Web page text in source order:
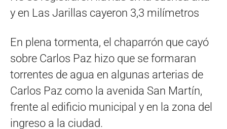
y en Las Jarillas cayeron 3,3 milímetros
En plena tormenta, el chaparrón que cayó
sobre Carlos Paz hizo que se formaran
torrentes de agua en algunas arterias de
Carlos Paz como la avenida San Martín,
frente al edificio municipal y en la zona del
ingreso a la ciudad.